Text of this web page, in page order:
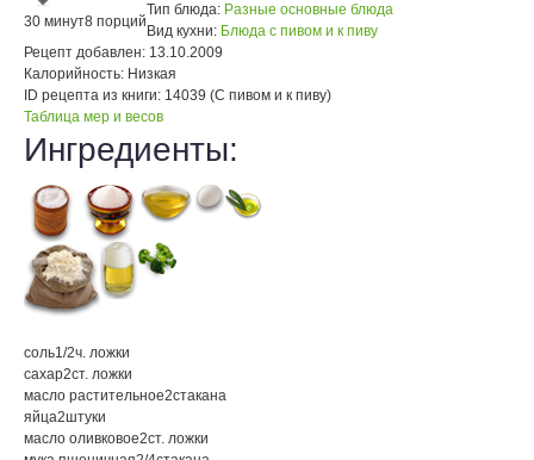
30 минут8 порций
Тип блюда: Разные основные блюда
Вид кухни: Блюда с пивом и к пиву
Рецепт добавлен: 13.10.2009
Калорийность: Низкая
ID рецепта из книги: 14039 (С пивом и к пиву)
Таблица мер и весов
Ингредиенты:
соль1/2ч. ложки
сахар2ст. ложки
масло растительное2стакана
яйца2штуки
масло оливковое2ст. ложки